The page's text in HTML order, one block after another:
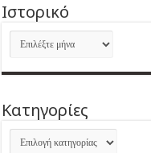
Ιστορικό
Ιστορικό
Kατηγορίες
Kατηγορίες